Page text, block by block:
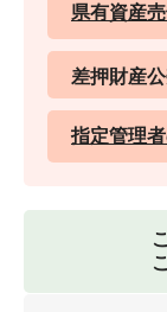
県有資産
差押財産
指定管理